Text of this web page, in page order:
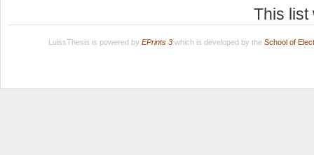
This
LuissThesis is powered by EPrints 3which is developed by the School of